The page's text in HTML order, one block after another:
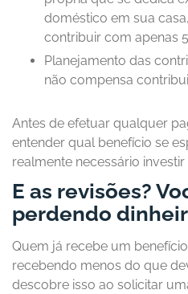
doméstico em sua
contribuir com apenas
Planejamento das
não compensa
Antes de efetuar qualquer
entender qual benefício se
realmente necessário
E as revisões?
perdendo
Quem já recebe um
recebendo menos do que
descobre isso ao solicitar